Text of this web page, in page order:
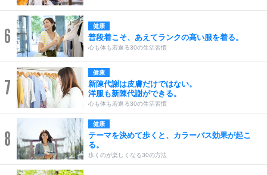
6 健康
普段着こそ、あえてランクの高い服を着る。
心も体も若返る30の生活習慣
7
健康
新陳代謝は皮膚だけではない。
洋服も新陳代謝ができる。
心も体も若返る30の生活習慣
8
健康
テーマを決めて歩くと、カラーバス効果が起こ
る。
歩くのが楽しくなる30の方法